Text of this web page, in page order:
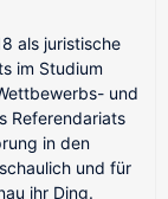
als juristische
im Studium
und
Referendariats
in den
und für
ihr Ding.